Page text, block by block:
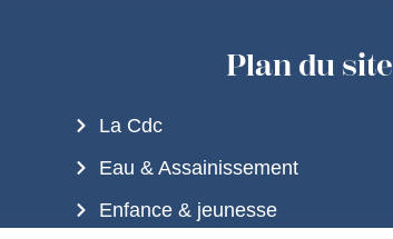
Plan du site
La Cdc
Eau & Assainissement
Enfance & jeunesse